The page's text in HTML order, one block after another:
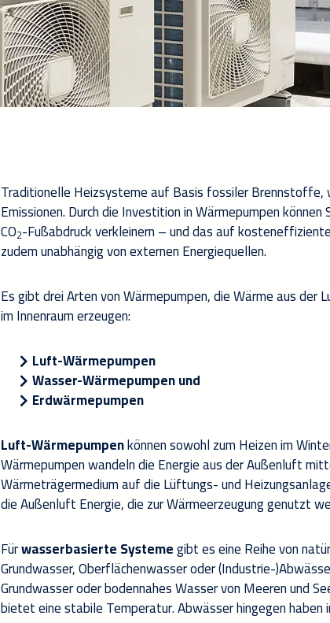
Traditionelle Heizsystemeauf Basis fossiler Brennstoffe,
Emissionen.Durch die Investition in Wärmepumpenkönnen
CO2-Fußabdruck verkleinern–und das auf kosteneffiziente
zudemunabhängigvon externen Energiequellen.
Es gibt drei Arten vonWärmepumpen, die Wärme aus der
imInnenraumerzeugen:
Luft-Wärmepumpen
Wasser-Wärmepumpen und
Erdwärmepumpen
Luft-Wärmepumpenkönnen sowohl zum Heizen im
Wärmepumpen wandeln die Energie aus der Außenluft
Wärmeträgermedium auf die Lüftungs- und
die Außenluft Energie, die zur Wärmeerzeugung genutzt
Fürwasserbasierte Systemegibt es eine Reihe von
Grundwasser,Oberflächenwasser oder(Industrie-)Abw
Grundwasser oder bodennahes Wasser von Meeren und
bietet eine stabile Temperatur.Abwässerhingegenhaben